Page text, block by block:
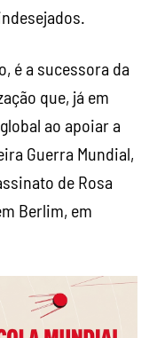
é a sucessora da
que, já em
ao apoiar a
Guerra Mundial,
de Rosa
Berlim, em